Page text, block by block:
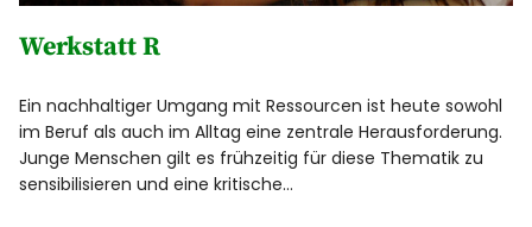
Klimaschutz
Umweltschutz und Nachhaltigkeit
Eine Welt
Werkstatt R
Ein nachhaltiger Umgang mit Ressourcen ist heute sowohl
im Beruf als auch im Alltag eine zentrale Herausforderung.
Junge Menschen gilt es frühzeitig für diese Thematik zu
sensibilisieren und eine kritische…